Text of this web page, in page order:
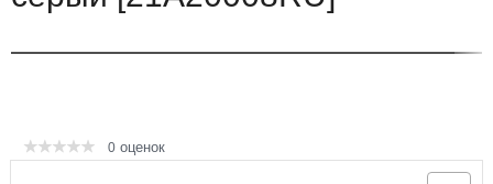
0 оценок